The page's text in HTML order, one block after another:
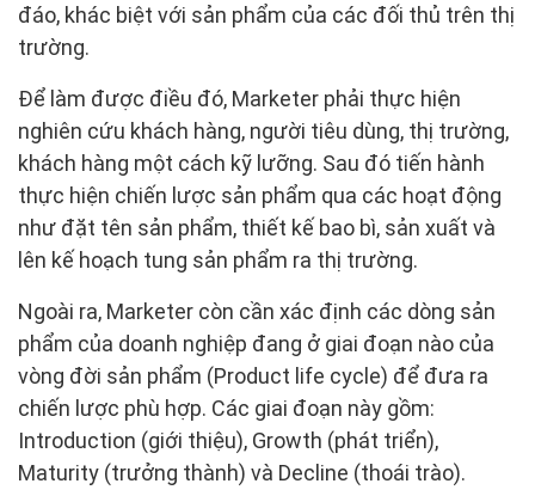
đáo, khác biệt với sản phẩm của các đối thủ trên thị
trường.
Để làm được điều đó, Marketer phải thực hiện
nghiên cứu khách hàng, người tiêu dùng, thị trường,
khách hàng một cách kỹ lưỡng. Sau đó tiến hành
thực hiện chiến lược sản phẩm qua các hoạt động
như đặt tên sản phẩm, thiết kế bao bì, sản xuất và
lên kế hoạch tung sản phẩm ra thị trường.
Ngoài ra, Marketer còn cần xác định các dòng sản
phẩm của doanh nghiệp đang ở giai đoạn nào của
vòng đời sản phẩm (Product life cycle) để đưa ra
chiến lược phù hợp. Các giai đoạn này gồm:
Introduction (giới thiệu), Growth (phát triển),
Maturity (trưởng thành) và Decline (thoái trào).